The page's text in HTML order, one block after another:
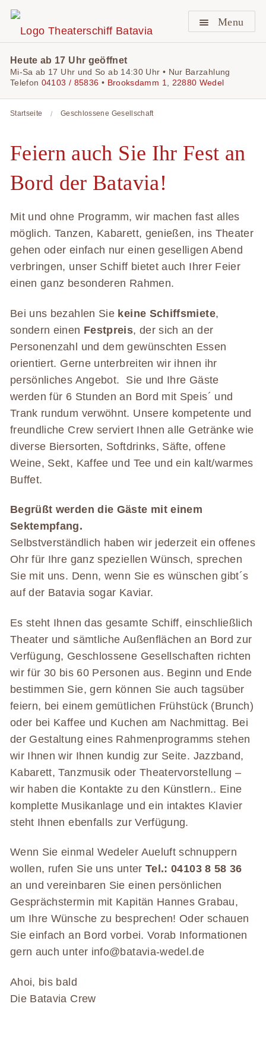
Menu
Heute ab 17 Uhr geöffnet
Mi-Sa ab 17 Uhr und So ab 14:30 Uhr • Nur Barzahlung
Telefon 04103 / 85836 • Brooksdamm 1, 22880 Wedel
Startseite Geschlossene Gesellschaft
Feiern auch Sie Ihr Fest an
Bord der Batavia!
Mit und ohne Programm, wir machen fast alles
möglich. Tanzen, Kabarett, genießen, ins Theater
gehen oder einfach nur einen geselligen Abend
verbringen, unser Schiff bietet auch Ihrer Feier
einen ganz besonderen Rahmen.
Bei uns bezahlen Sie keine Schiffsmiete,
sondern einen Festpreis, der sich an der
Personenzahl und dem gewünschten Essen
orientiert. Gerne unterbreiten wir ihnen ihr
persönliches Angebot. Sie und Ihre Gäste
werden für 6 Stunden an Bord mit Speis´ und
Trank rundum verwöhnt. Unsere kompetente und
freundliche Crew serviert Ihnen alle Getränke wie
diverse Biersorten, Softdrinks, Säfte, offene
Weine, Sekt, Kaffee und Tee und ein kalt/warmes
Buffet.
Begrüßt werden die Gäste mit einem
Sektempfang.
Selbstverständlich haben wir jederzeit ein offenes
Ohr für Ihre ganz speziellen Wünsch, sprechen
Sie mit uns. Denn, wenn Sie es wünschen gibt´s
auf der Batavia sogar Kaviar.
Es steht Ihnen das gesamte Schiff, einschließlich
Theater und sämtliche Außenflächen an Bord zur
Verfügung, Geschlossene Gesellschaften richten
wir für 30 bis 60 Personen aus. Beginn und Ende
bestimmen Sie, gern können Sie auch tagsüber
feiern, bei einem gemütlichen Frühstück (Brunch)
oder bei Kaffee und Kuchen am Nachmittag. Bei
der Gestaltung eines Rahmenprogramms stehen
wir Ihnen wir Ihnen kundig zur Seite. Jazzband,
Kabarett, Tanzmusik oder Theatervorstellung –
wir haben die Kontakte zu den Künstlern.. Eine
komplette Musikanlage und ein intaktes Klavier
steht Ihnen ebenfalls zur Verfügung.
Wenn Sie einmal Wedeler Aueluft schnuppern
wollen, rufen Sie uns unter Tel.: 04103 8 58 36
an und vereinbaren Sie einen persönlichen
Gesprächstermin mit Kapitän Hannes Grabau,
um Ihre Wünsche zu besprechen! Oder schauen
Sie einfach an Bord vorbei. Vorab Informationen
gern auch unter info@batavia-wedel.de
Ahoi, bis bald
Die Batavia Crew